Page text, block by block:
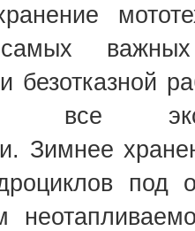
безотказной
Зимнее
под